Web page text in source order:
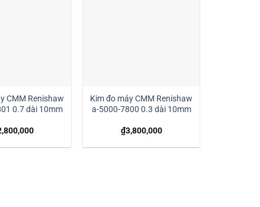
CMM Renishaw
0.7 dài 10mm
Kim đo máy CMM Renishaw
a-5000-7800 0.3 dài 10mm
₫3,800,000